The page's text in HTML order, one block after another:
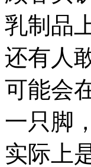
乳制品
还有人
可能会
一只脚
实际上